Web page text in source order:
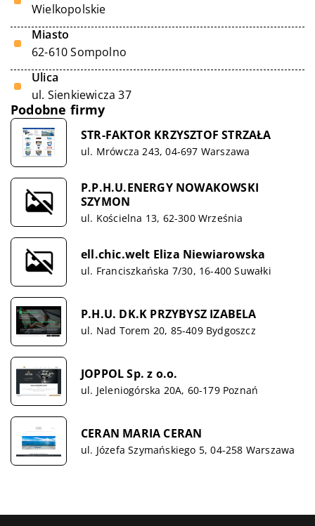
Wielkopolskie
Miasto
62-610 Sompolno
Ulica
ul. Sienkiewicza 37
Podobne firmy
STR-FAKTOR KRZYSZTOF STRZAŁA
ul. Mrówcza 243, 04-697 Warszawa
P.P.H.U.ENERGY NOWAKOWSKI
SZYMON
ul. Kościelna 13, 62-300 Września
ell.chic.welt Eliza Niewiarowska
ul. Franciszkańska 7/30, 16-400 Suwałki
P.H.U. DK.K PRZYBYSZ IZABELA
ul. Nad Torem 20, 85-409 Bydgoszcz
JOPPOL Sp. z o.o.
ul. Jeleniogórska 20A, 60-179 Poznań
CERAN MARIA CERAN
ul. Józefa Szymańskiego 5, 04-258 Warszawa